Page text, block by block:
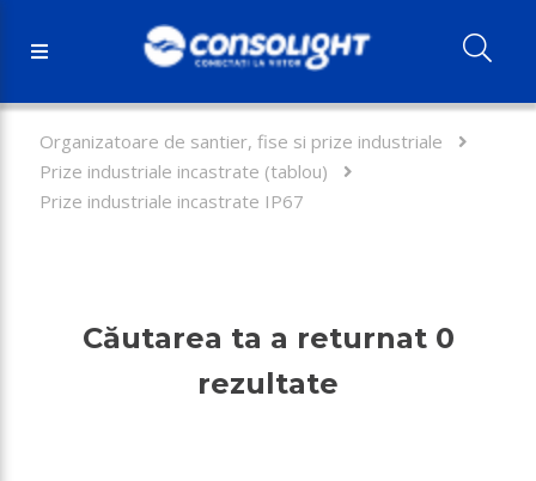
Organizatoare de santier, fise si prize industriale
Prize industriale incastrate (tablou)
Prize industriale incastrate IP67
Căutarea ta a returnat 0
rezultate